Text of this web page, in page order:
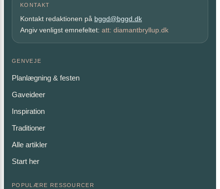
KONTAKT
Kontakt redaktionen på bggd@bggd.dk
Angiv venligst emnefeltet: att: diamantbryllup.dk
GENVEJE
Planlægning & festen
Gaveideer
Inspiration
Traditioner
Alle artikler
Start her
POPULÆRE RESSOURCER